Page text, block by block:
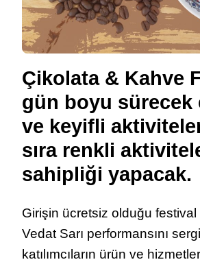
Çikolata & Kahve
gün boyu sürecek
ve keyifli
sıra renkli
sahipliği yapacak.
Girişin ücretsiz olduğu
Vedat Sarı performansını
katılımcıların ürün ve